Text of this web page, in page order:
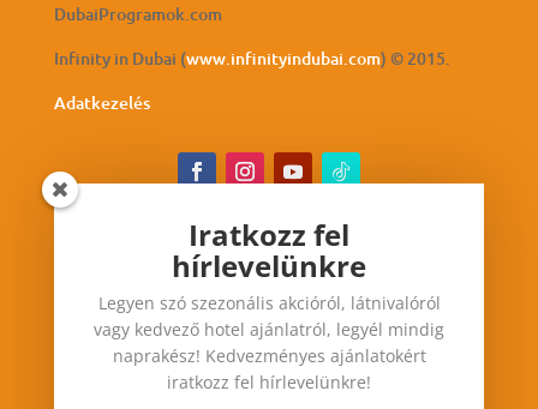
DubaiProgramok.com
Infinity in Dubai (www.infinityindubai.com) © 2015.
Adatkezelés
Iratkozz fel hírlevelünkre
Legyen szó szezonális akcióról, látnivalóról vagy
kedvező hotel ajánlatról, legyél mindig
naprakész! Kedvezményes ajánlatokért iratkozz
Iratkozz fel
hírlevelünkre
Legyen szó szezonális akcióról, látnivalóról
vagy kedvező hotel ajánlatról, legyél mindig
naprakész! Kedvezményes ajánlatokért
iratkozz fel hírlevelünkre!